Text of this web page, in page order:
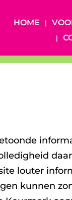
HOME
louter
kunnen